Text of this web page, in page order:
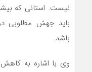
نیست. استانی که
باید جهش مطلوبی
باشد.
وی با اشاره به